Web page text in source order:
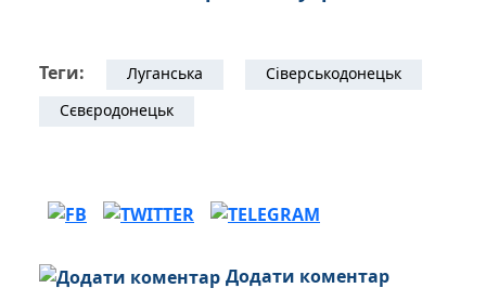
Теги: Луганська
Сіверськодонецьк
Сєвєродонецьк
Додати коментар